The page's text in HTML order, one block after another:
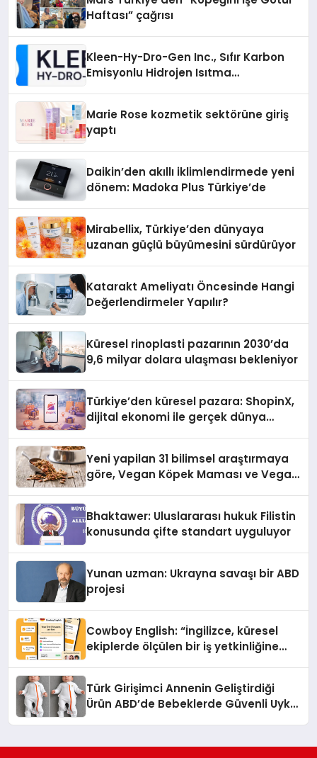
Haftası” çağrısı
Kleen-Hy-Dro-Gen Inc., Sıfır Karbon
Emisyonlu Hidrojen Isıtma
Marie Rose kozmetik sektörüne giriş
yaptı
Daikin’den akıllı iklimlendirmede yeni
dönem: Madoka Plus Türkiye’de
Mirabellix, Türkiye’den dünyaya
uzanan güçlü büyümesini sürdürüyor
Katarakt Ameliyatı Öncesinde Hangi
Değerlendirmeler Yapılır?
Küresel rinoplasti pazarının 2030’da
9,6 milyar dolara ulaşması bekleniyor
Türkiye’den küresel pazara: ShopinX,
dijital ekonomi ile gerçek dünya
Yeni yapilan 31 bilimsel araştırmaya
göre, Vegan Köpek Maması ve Vegan
Bhaktawer: Uluslararası hukuk Filistin
konusunda çifte standart uyguluyor
Yunan uzman: Ukrayna savaşı bir ABD
projesi
Cowboy English: “İngilizce, küresel
ekiplerde ölçülen bir iş yetkinliğine
Türk Girişimci Annenin Geliştirdiği
Ürün ABD’de Bebeklerde Güvenli Uyku